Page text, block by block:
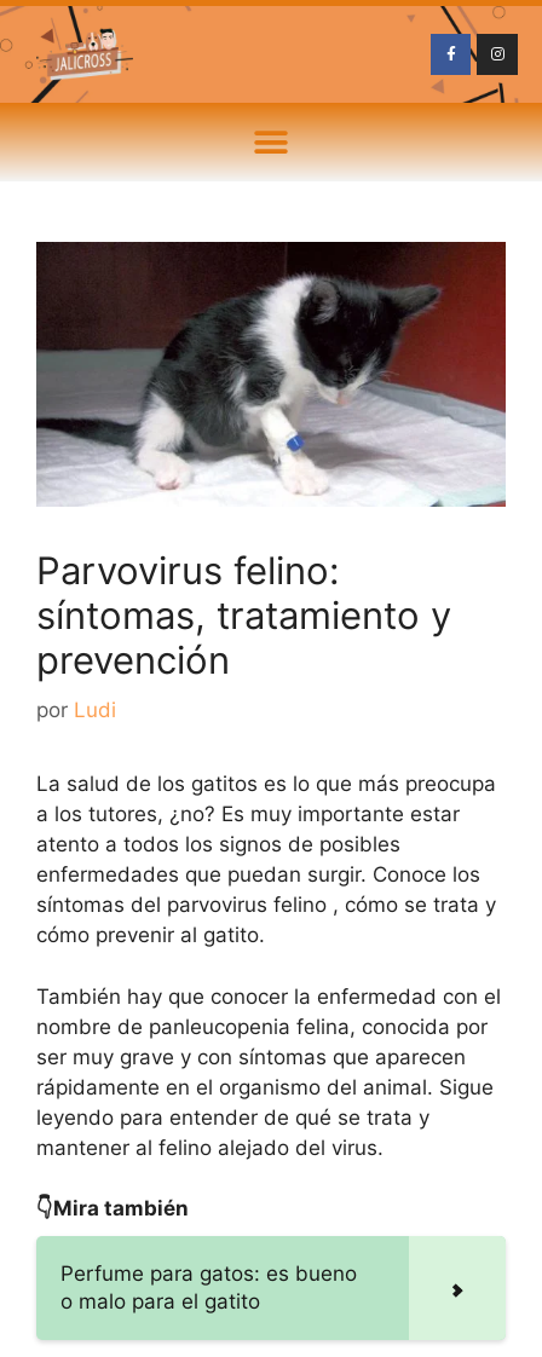
Parvovirus felino:
síntomas, tratamiento y
prevención
por Ludi
La salud de los gatitos es lo que más preocupa
a los tutores, ¿no? Es muy importante estar
atento a todos los signos de posibles
enfermedades que puedan surgir. Conoce los
síntomas del parvovirus felino , cómo se trata y
cómo prevenir al gatito.
También hay que conocer la enfermedad con el
nombre de panleucopenia felina, conocida por
ser muy grave y con síntomas que aparecen
rápidamente en el organismo del animal. Sigue
leyendo para entender de qué se trata y
mantener al felino alejado del virus.
👇Mira también
Perfume para gatos: es bueno
o malo para el gatito